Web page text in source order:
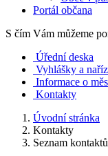
Portál občana
S čím Vám můžeme
Úřední deska
Vyhlášky a
Informace o
Kontakty
Úvodní stránka
Kontakty
Seznam kontaktů